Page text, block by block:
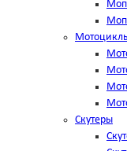
Скутеры